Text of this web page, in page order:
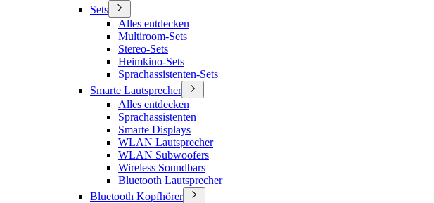
Sets
Alles entdecken
Multiroom-Sets
Stereo-Sets
Heimkino-Sets
Sprachassistenten-Sets
Smarte Lautsprecher
Alles entdecken
Sprachassistenten
Smarte Displays
WLAN Lautsprecher
WLAN Subwoofers
Wireless Soundbars
Bluetooth Lautsprecher
Bluetooth Kopfhörer